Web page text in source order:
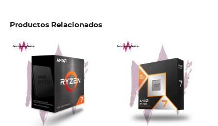
Productos Relacionados